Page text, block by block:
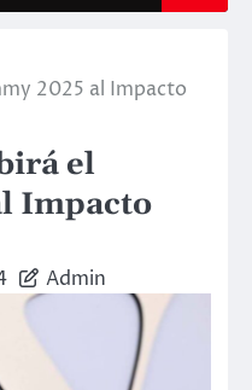
2025 al Impacto
el
Impacto
Admin